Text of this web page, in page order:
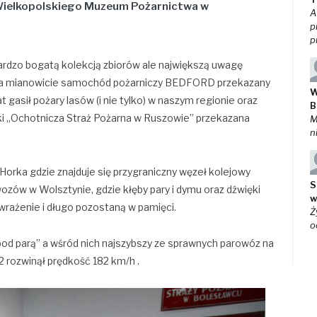
Muzeum Pożarnictwa w
bogatą kolekcją zbiorów ale największą uwagę
samochód pożarniczy BEDFORD przekazany
pożary lasów (i nie tylko) w naszym regionie oraz
Straż Pożarna w Ruszowie” przekazana
gdzie znajduje się przygraniczny węzeł kolejowy
w Wolsztynie, gdzie kłęby pary i dymu oraz dźwięki
i długo pozostaną w pamięci.
parą” a wśród nich najszybszy ze sprawnych parowóz na
prędkość 182 km/h .